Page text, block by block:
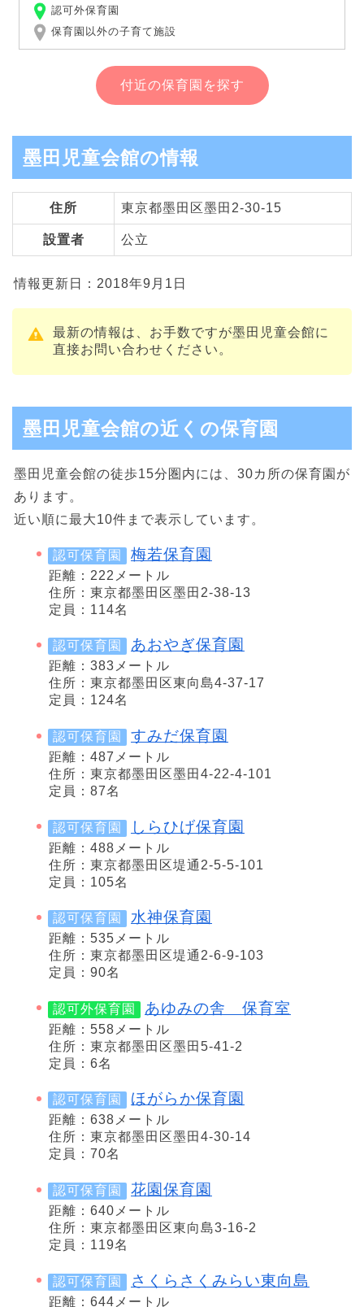
認可外保育園
保育園以外の子育て施設
付近の保育園を探す
墨田児童会館の情報
住所 東京都墨田区墨田2-30-15
設置者 公立
情報更新日：2018年9月1日
最新の情報は、お手数ですが墨田児童会館に
直接お問い合わせください。
墨田児童会館の近くの保育園
墨田児童会館の徒歩15分圏内には、30カ所の保育園が
あります。
近い順に最大10件まで表示しています。
認可保育園 梅若保育園
距離：222メートル
住所：東京都墨田区墨田2-38-13
定員：114名
認可保育園 あおやぎ保育園
距離：383メートル
住所：東京都墨田区東向島4-37-17
定員：124名
認可保育園 すみだ保育園
距離：487メートル
住所：東京都墨田区墨田4-22-4-101
定員：87名
認可保育園 しらひげ保育園
距離：488メートル
住所：東京都墨田区堤通2-5-5-101
定員：105名
認可保育園 水神保育園
距離：535メートル
住所：東京都墨田区堤通2-6-9-103
定員：90名
認可外保育園 あゆみの舎 保育室
距離：558メートル
住所：東京都墨田区墨田5-41-2
定員：6名
認可保育園 ほがらか保育園
距離：638メートル
住所：東京都墨田区墨田4-30-14
定員：70名
認可保育園 花園保育園
距離：640メートル
住所：東京都墨田区東向島3-16-2
定員：119名
認可保育園 さくらさくみらい東向島
距離：644メートル